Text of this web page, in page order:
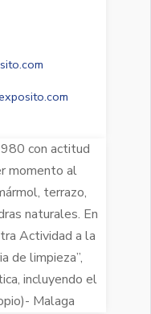
con actitud
momento al
terrazo,
naturales. En
Actividad a la
de limpieza”,
incluyendo el
Malaga